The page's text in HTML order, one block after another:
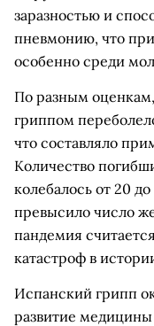
заразностью и
пневмонию, что
особенно среди
По разным
гриппом
что составляло
Количество
колебалось от 20
превысило число
пандемия
катастроф в
Испанский грипп
развитие